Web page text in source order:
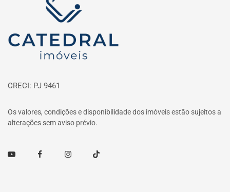
CRECI: PJ 9461
Os valores, condições e disponibilidade dos imóveis estão sujeitos a
alterações sem aviso prévio.
Youtube FacebookInstagramTikTok